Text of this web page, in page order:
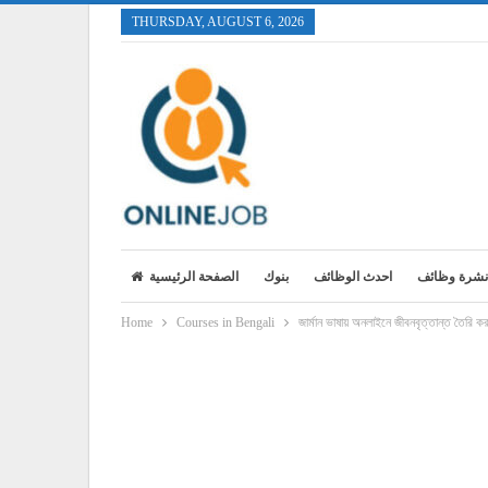
THURSDAY, AUGUST 6, 2026
الصفحة الرئيسية بنوك احدث الوظائف نشرة وظائف
Home Courses in Bengali জার্মান ভাষায় অনলাইনে জীবনবৃত্তান্ত তৈরি